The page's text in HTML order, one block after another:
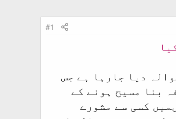
#1
دیا جارہا ہے جس
بنا مسیح ہونے کے
کسی سے مشورے